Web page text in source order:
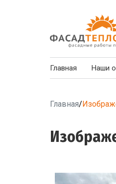
Главная Наши
Главная/